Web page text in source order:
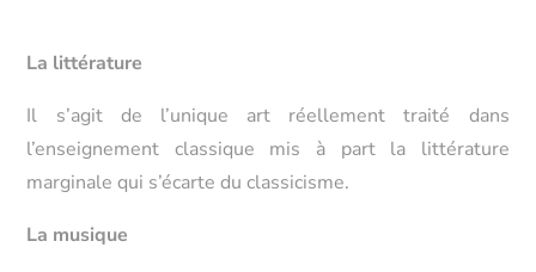
La littérature
Il s’agit de l’unique art réellement traité dans
l’enseignement classique mis à part la littérature
marginale qui s’écarte du classicisme.
La musique